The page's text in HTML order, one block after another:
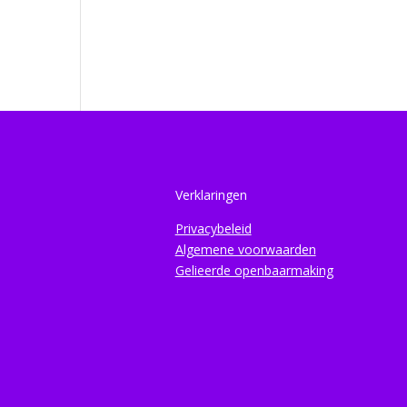
Verklaringen
Privacybeleid
Algemene voorwaarden
Gelieerde openbaarmaking